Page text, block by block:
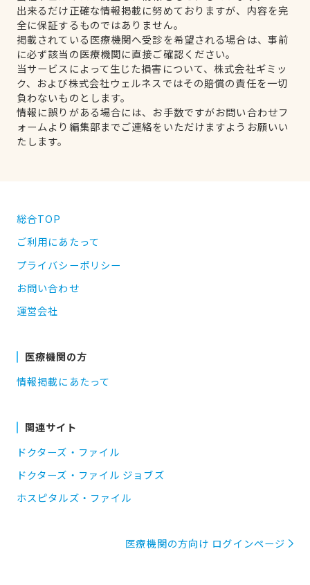
出来るだけ正確な情報掲載に努めておりますが、内容を完
全に保証するものではありません。
掲載されている医療機関へ受診を希望される場合は、事前
に必ず該当の医療機関に直接ご確認ください。
当サービスによって生じた損害について、株式会社ギミッ
ク、および株式会社ウェルネスではその賠償の責任を一切
負わないものとします。
情報に誤りがある場合には、お手数ですがお問い合わせフ
ォームより編集部までご連絡をいただけますようお願いい
たします。
総合TOP
ご利用にあたって
プライバシーポリシー
お問い合わせ
運営会社
医療機関の方
情報掲載にあたって
関連サイト
ドクターズ・ファイル
ドクターズ・ファイル ジョブズ
ホスピタルズ・ファイル
医療機関の方向け ログインページ